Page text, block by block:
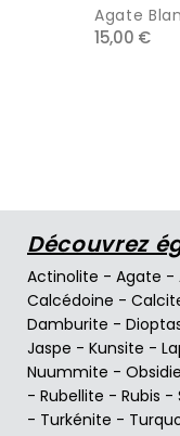
Agate
15,00 €
Découvrez
Actinolite - Agate -
Calcédoine -
Damburite -
Jaspe - Kunsite -
Nuummite -
- Rubellite - Rubis -
- Turkénite -